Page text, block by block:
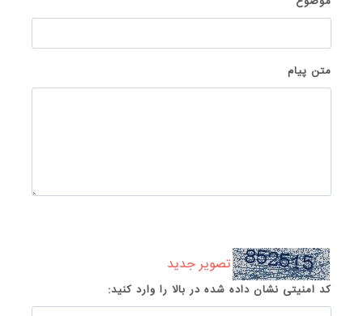
متن پیام
تصویر جدید
کد امنیتی نشان داده شده در بالا را وارد کنید: